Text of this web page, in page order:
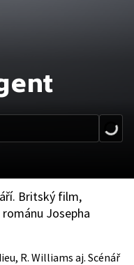
Britský film,
Josepha
R. Williams aj. Scénář